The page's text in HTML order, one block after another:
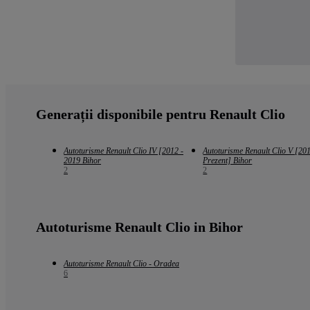
Generații disponibile pentru Renault Clio
Autoturisme Renault Clio IV [2012 -
2019 Bihor
2
Autoturisme Renault Clio V
Prezent] Bihor
2
Autoturisme Renault Clio in Bihor
Autoturisme Renault Clio - Oradea
6